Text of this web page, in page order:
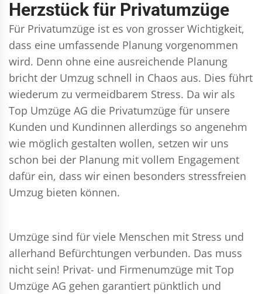
Herzstück für Privatumzüge
Für Privatumzüge ist es von grosser Wichtigkeit,
dass eine umfassende Planung vorgenommen
wird. Denn ohne eine ausreichende Planung
bricht der Umzug schnell in Chaos aus. Dies führt
wiederum zu vermeidbarem Stress. Da wir als
Top Umzüge AG die Privatumzüge für unsere
Kunden und Kundinnen allerdings so angenehm
wie möglich gestalten wollen, setzen wir uns
schon bei der Planung mit vollem Engagement
dafür ein, dass wir einen besonders stressfreien
Umzug bieten können.
Umzüge sind für viele Menschen mit Stress und
allerhand Befürchtungen verbunden. Das muss
nicht sein! Privat- und Firmenumzüge mit Top
Umzüge AG gehen garantiert pünktlich und